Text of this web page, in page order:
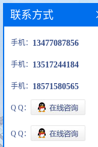
联系方式
手机： 13477087856
手机： 13517244184
手机： 18571580565
Q Q：
Q Q：